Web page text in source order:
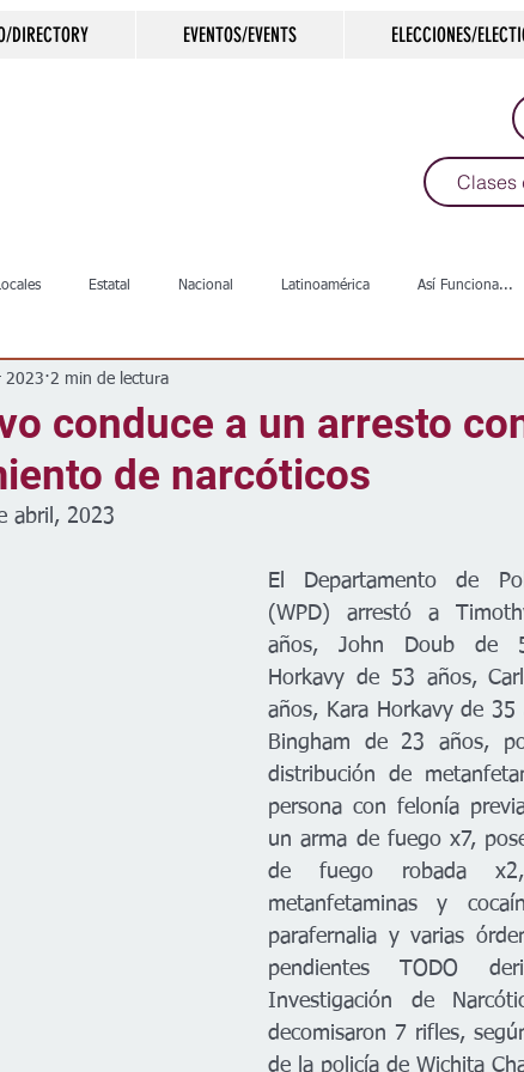
DIRECTORY EVENTOS/EVENTS ELECCIONES/
Clases
Estatal Nacional Latinoamérica Así Funciona...
Salud Arte & Cultura
Escuelas Calles Desamparados Carreteras
conduce a un arresto
de narcóticos
2023 2 min de lectura
abril, 2023
El Departamento de
(WPD) arrestó a
años, John Doub de
Horkavy de 53 años,
años, Kara Horkavy de 35
Bingham de 23 años,
distribución de
persona con felonía
un arma de fuego x7,
de fuego robada
metanfetaminas y
parafernalia y varias
pendientes TODO
Investigación de
decomisaron 7 rifles,
de la policía de Wichita